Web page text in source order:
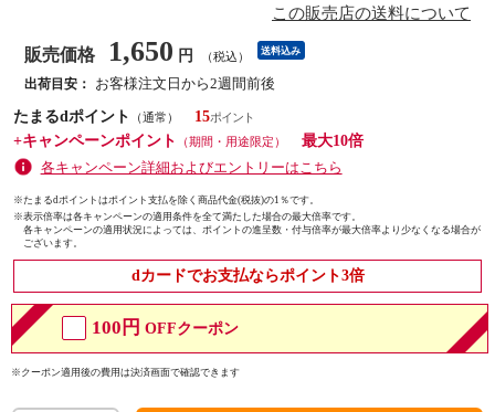
この販売店の送料について
販売価格 1,650 円 （税込） 送料込み
出荷目安：
お客様注文日から2週間前後
たまるdポイント
（通常）
15
+キャンペーンポイント
（期間・用途限定）
最大10倍
各キャンペーン詳細およびエントリーはこちら
※たまるdポイントはポイント支払を除く商品代金(税抜)の1％です。
※表示倍率は各キャンペーンの適用条件を全て満たした場合の最大倍率です。
各キャンペーンの適用状況によっては、ポイントの進呈数・付与倍率が最大倍率より少なくなる場合が
ございます。
dカードでお支払ならポイント3倍
100円 OFFクーポン
※クーポン適用後の費用は決済画面で確認できます